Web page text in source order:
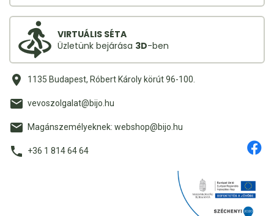
VIRTUÁLIS SÉTA
Üzletünk bejárása 3D-ben
1135 Budapest, Róbert Károly körút 96-100.
vevoszolgalat@bijo.hu
Magánszemélyeknek: webshop@bijo.hu
+36 1 814 64 64